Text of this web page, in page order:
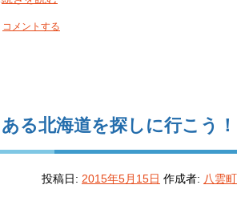
コメントする
る北海道を探しに行こう！
投稿日: 2015年5月15日 作成者: 八雲町